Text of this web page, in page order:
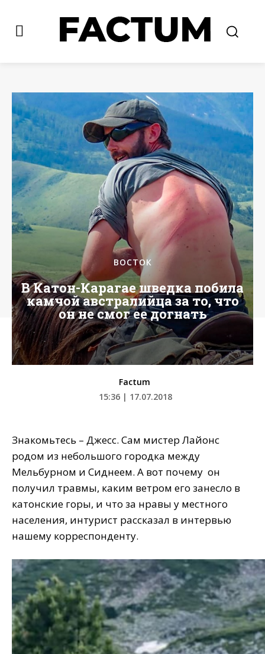
ВОСТОК
В Катон-Карагае шведка побила
камчой австралийца за то, что
он не смог ее догнать
Factum
15:36 | 17.07.2018
Знакомьтесь – Джесс. Сам мистер Лайонс
родом из небольшого городка между
Мельбурном и Сиднеем. А вот почему он
получил травмы, каким ветром его занесло в
катонские горы, и что за нравы у местного
населения, интурист рассказал в интервью
нашему корреспонденту.